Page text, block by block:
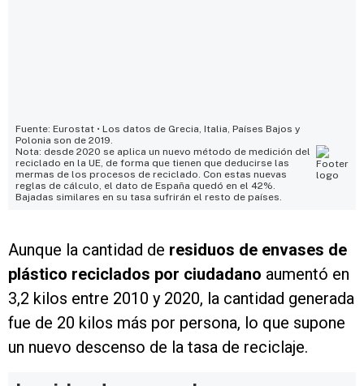
Aunque la cantidad de residuos de envases de
plástico reciclados por ciudadano aumentó en
3,2 kilos entre 2010 y 2020, la cantidad generada
fue de 20 kilos más por persona, lo que supone
un nuevo descenso de la tasa de reciclaje.